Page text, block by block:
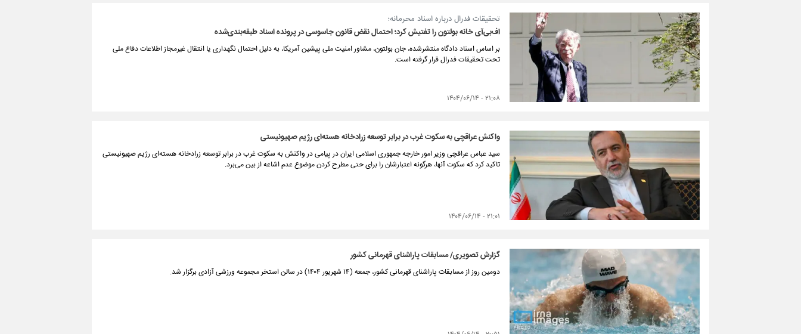
تحقیقات فدرال درباره اسناد محرمانه؛
اف‌بی‌آی خانه بولتون را تفتیش کرد؛ احتمال نقض قانون جاسوسی در پرونده اسناد طبقه‌بندی‌شده
بر اساس اسناد دادگاه منتشرشده، جان بولتون، مشاور امنیت ملی پیشین آمریکا، به دلیل احتمال نگهداری یا انتقال غیرمجاز اطلاعات دفاع ملی
تحت تحقیقات فدرال قرار گرفته است.
۲۱:۰۸ - ۱۴۰۴/۰۶/۱۴
واکنش عراقچی به سکوت غرب در برابر توسعه زرادخانه هسته‌ای رژیم صهیونیستی
سید عباس عراقچی وزیر امور خارجه جمهوری اسلامی ایران در پیامی در واکنش به سکوت غرب در برابر توسعه زرادخانه هسته‌ای رژیم صهیونیستی
تاکید کرد که سکوت آنها، هرگونه اعتبارشان را برای حتی مطرح کردن موضوع عدم اشاعه از بین می‌برد.
۲۱:۰۱ - ۱۴۰۴/۰۶/۱۴
گزارش تصویری/ مسابقات پاراشنای قهرمانی کشور
دومین روز از مسابقات پاراشنای قهرمانی کشور، جمعه (۱۴ شهریور ۱۴۰۴) در سالن استخر مجموعه ورزشی آزادی برگزار شد.